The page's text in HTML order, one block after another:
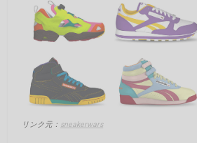
リンク元： sneakerwars